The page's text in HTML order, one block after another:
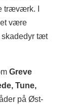
træværk. I
være
tæt
Greve
Tune,
på Øst-